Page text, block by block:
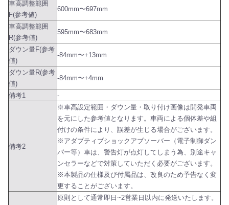
車高調整範囲
F(参考値)
600mm〜697mm
車高調整範囲
R(参考値)
595mm〜683mm
ダウン量F(参考
値)
-84mm〜+13mm
ダウン量R(参考
値)
-84mm〜+4mm
備考1 -
備考2
※車高設定範囲・ダウン量・取り付け画像は開発車両
を元にした参考値となります。車両による個体差や組
付けの条件により、誤差が生じる場合がございます。
※アダプティブショックアブソーバー（電子制御ダン
パー等）車は、警告灯が点灯してしまう為、別途キャ
ンセラーなどで対策していただく必要がございます。
※本製品の仕様及び付属品は、改良のため予告なく変
更することがございます。
原則として通常即日~2営業日以内に発送いたします。